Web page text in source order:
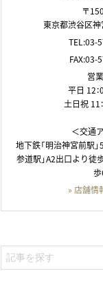
〒
東京都渋谷区
TEL:03-
FAX:03-
営
平日 12：
土日祝 11
＜交通
地下鉄「明治神宮前駅
参道駅」A2出口より徒
» 店舗情
検
索: